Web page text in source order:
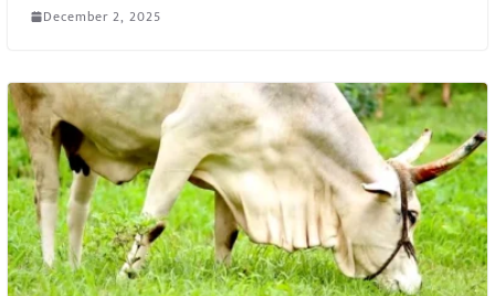
December 2, 2025